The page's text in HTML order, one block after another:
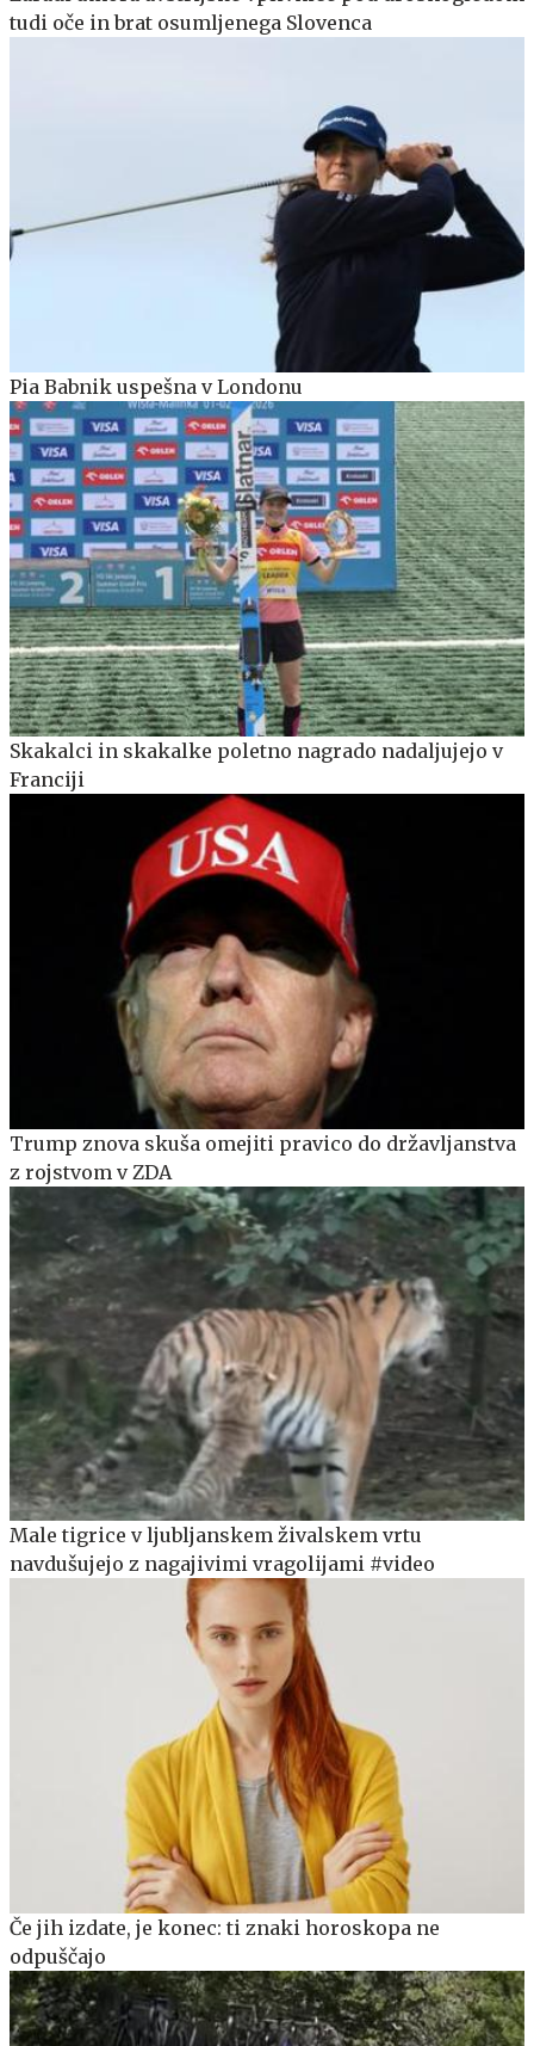
tudi oče in brat osumljenega Slovenca
Pia Babnik uspešna v Londonu
Skakalci in skakalke poletno nagrado nadaljujejo v
Franciji
Trump znova skuša omejiti pravico do državljanstva
z rojstvom v ZDA
Male tigrice v ljubljanskem živalskem vrtu
navdušujejo z nagajivimi vragolijami #video
Če jih izdate, je konec: ti znaki horoskopa ne
odpuščajo